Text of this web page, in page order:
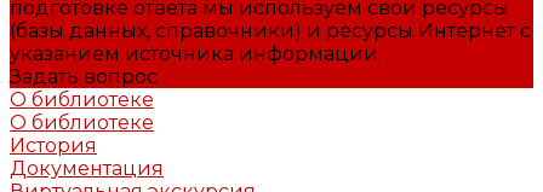
подготовке ответа мы используем свои ресурсы
(базы данных, справочники) и ресурсы Интернет с
указанием источника информации.
Задать вопрос
О библиотеке
О библиотеке
История
Документация